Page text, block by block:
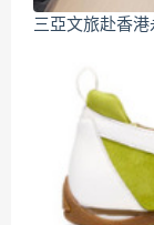
三亞文旅赴香